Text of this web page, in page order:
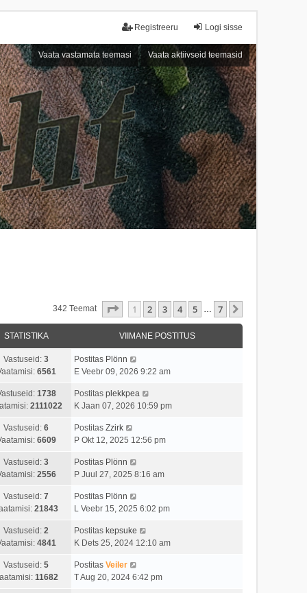
Logi sisse
Registreeru
Vaata vastamata teemasi Vaata aktiivseid teemasid
342 Teemat . Leht7 -st
1 2 3 4 5 … 7
STATISTIKA VIIMANE POSTITUS
Vastuseid: 3
6561
Postitas Plönn
E Veebr 09, 2026 9:22 am
1738
2111022
Postitas plekkpea
K Jaan 07, 2026 10:59 pm
Vastuseid: 6
6609
Postitas Zzirk
P Okt 12, 2025 12:56 pm
Vastuseid: 3
2556
Postitas Plönn
P Juul 27, 2025 8:16 am
Vastuseid: 7
21843
Postitas Plönn
L Veebr 15, 2025 6:02 pm
Vastuseid: 2
4841
Postitas kepsuke
K Dets 25, 2024 12:10 am
Vastuseid: 5
11682
Postitas Veiler
T Aug 20, 2024 6:42 pm